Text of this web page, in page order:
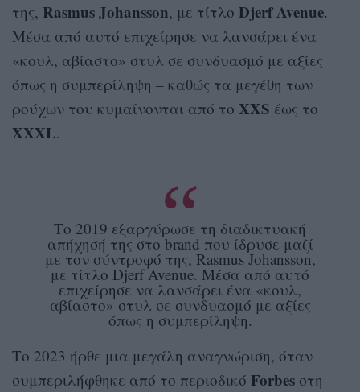
της, Rasmus Johansson, με τίτλο Djerf Avenue.
Μέσα από αυτό επιχείρησε να λανσάρει ένα
«κουλ, αβίαστο» στυλ σε συνδυασμό με αξίες
όπως η συμπερίληψη – καθώς τα μεγέθη των
ρούχων του κυμαίνονται από το XXS έως το
XXXL.
Το 2019 εξαργύρωσε τη διαδικτυακή
απήχησή της στο brand που ίδρυσε μαζί
με τον σύντροφό της, Rasmus Johansson,
με τίτλο Djerf Avenue. Μέσα από αυτό
επιχείρησε να λανσάρει ένα «κουλ,
αβίαστο» στυλ σε συνδυασμό με αξίες
όπως η συμπερίληψη.
Το 2023 ήρθε μια μεγάλη αναγνώριση, όταν
συμπεριλήφθηκε από το περιοδικό Forbes στη